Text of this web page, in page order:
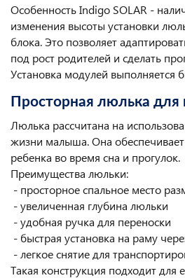
Особенность Indigo SOLAR -
изменения высоты установки
блока. Это позволяет
под рост родителей и сделать
Установка модулей выполняется
Просторная люлька
Люлька рассчитана на
жизни малыша. Она
ребенка во время сна и прогулок.
Преимущества люльки:
- просторное спальное место
- увеличенная глубина люльки
- удобная ручка для переноски
- быстрая установка на раму
- легкое снятие для
Такая конструкция подходит для